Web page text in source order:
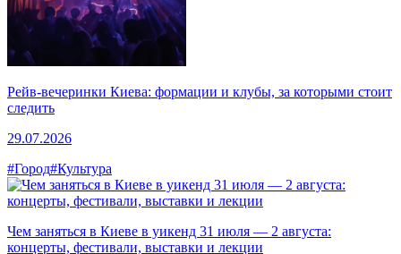
Рейв-вечеринки Киева: формации и клубы, за которыми стоит
следить
29.07.2026
#Город#Культура
Чем заняться в Киеве в уикенд 31 июля — 2 августа:
концерты, фестивали, выставки и лекции